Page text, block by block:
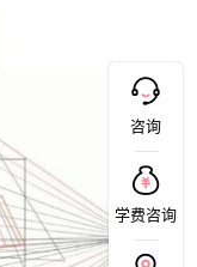
咨询
学费咨询